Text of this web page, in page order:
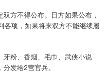
方不得公布。日方如果公布，
各项，如果将来双方不能继续履
粉、香烟、毛巾、武侠小说
发给2营官兵。